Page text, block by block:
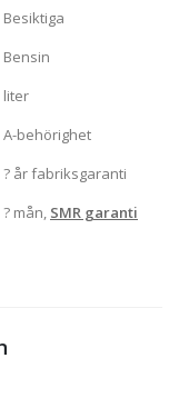
Besiktiga
Bensin
liter
A-behörighet
? år fabriksgaranti
? mån, SMR garanti